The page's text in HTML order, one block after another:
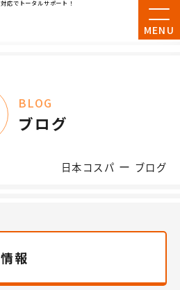
応でトータルサポート！
MENU
BLOG
ブログ
日本コスパ ー ブログ
報